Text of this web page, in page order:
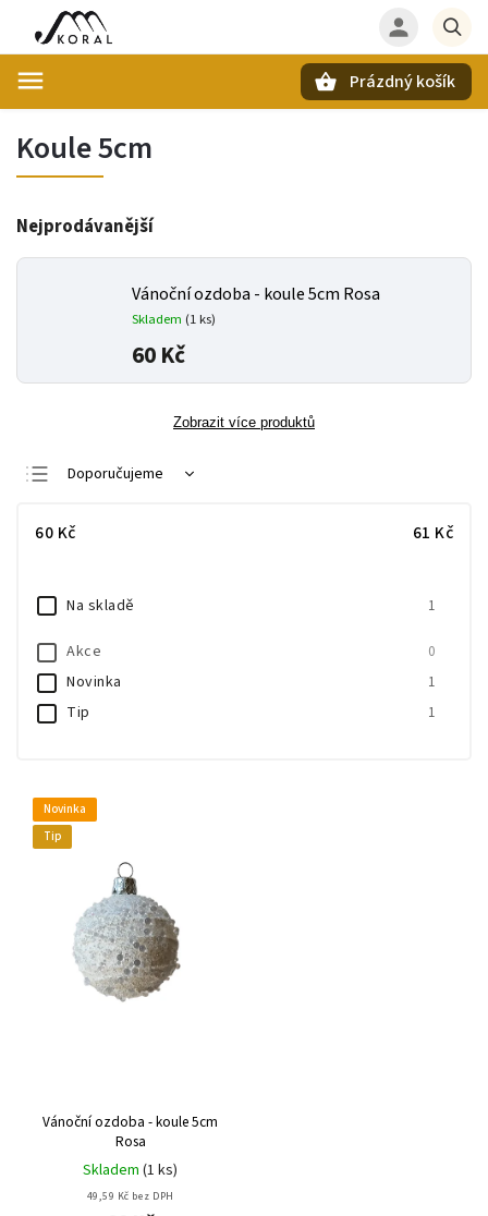
Prázdný košík
Koule 5cm
Nejprodávanější
Vánoční ozdoba - koule 5cm Rosa
Skladem (1 ks)
60 Kč
Zobrazit více produktů
Doporučujeme
Nejdražší
Abecedně
60 Kč 61 Kč
Na skladě 1
Akce 0
Novinka 1
Tip 1
Novinka
Tip
Vánoční ozdoba - koule 5cm
Rosa
Skladem (1 ks)
49,59 Kč bez DPH